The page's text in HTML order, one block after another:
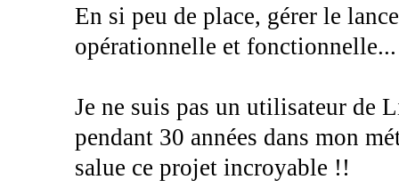
En si peu de place, gérer le
opérationnelle et
Je ne suis pas un utilisateur de
pendant 30 années dans mon
salue ce projet incroyable !!